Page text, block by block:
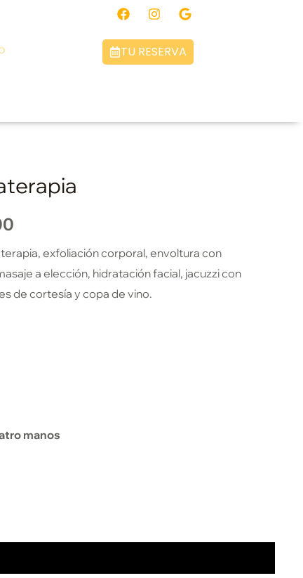
F
a
e
b
o
I
n
t
a
g
G
o
g
l
e
TU RESERVA
exfoliación corporal, envoltura con
a elección, hidratación facial, jacuzzi con
de cortesía y copa de vino.
manos